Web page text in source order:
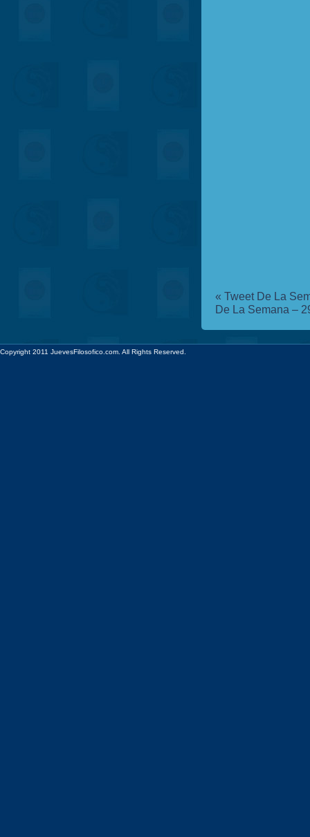
« Tweet De La
De La Semana –
Copyright 2011 JuevesFilosofico.com. All Rights Reserved.